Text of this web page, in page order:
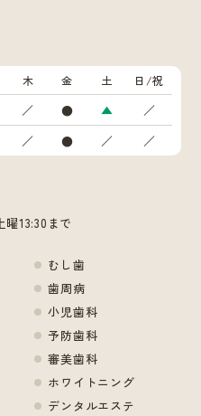
木 金 土 日/祝
／ ● ▲ ／
／ ● ／ ／
13:30まで
むし歯
歯周病
小児歯科
予防歯科
審美歯科
ホワイトニング
デンタルエステ